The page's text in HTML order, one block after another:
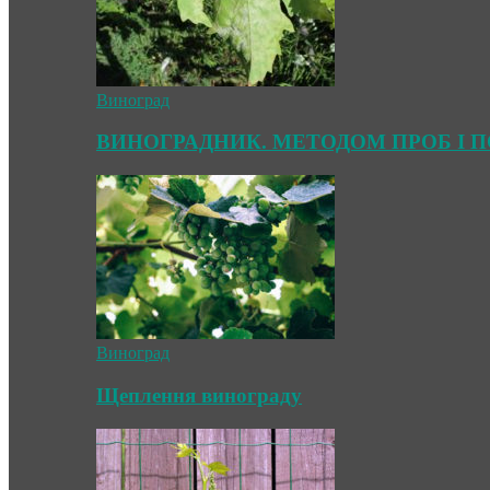
Виноград
ВИНОГРАДНИК. МЕТОДОМ ПРОБ І
Виноград
Щеплення винограду